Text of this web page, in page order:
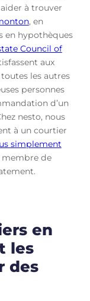
à trouver
, en
en hypothèques
Council of
aux
les autres
personnes
d’un
nesto, nous
à un courtier
simplement
de
en
les
des